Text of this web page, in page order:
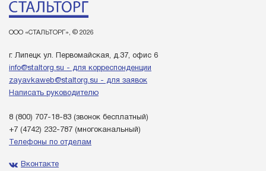
ООО «СТАЛЬТОРГ», © 2026
г. Липецк ул. Первомайская, д.37, офис 6
info@staltorg.su - для корреспонденции
zayavkaweb@staltorg.su - для заявок
Написать руководителю
8 (800) 707-18-83 (звонок бесплатный)
+7 (4742) 232-787 (многоканальный)
Телефоны по отделам
Вконтакте